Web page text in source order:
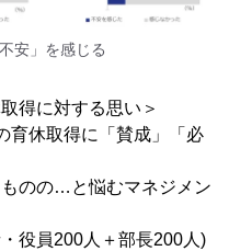
安」を感じる
得に対する思い＞
育休取得に「賛成」「必
のの…と悩むマネジメン
役員200人＋部長200人)